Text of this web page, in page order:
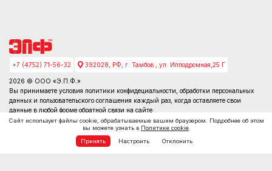
+7 (4752) 71-56-32 392028, РФ, г. Тамбов , ул. Ипподромная,25 Г
2026 © ООО «Э.П.Ф.»
Вы принимаете условия политики конфидециальности , обработки персональных
данных и пользовательского соглашения каждый раз, когда оставляете свои
данные в любой форме обратной связи на сайте
Сайт использует файлы cookie, обрабатываемые вашим браузером. Подробнее об этом
вы можете узнать в Политике cookie
Принять
Настроить Отклонить